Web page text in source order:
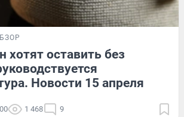
хотят оставить без
Новости 15 апреля
1 468 9